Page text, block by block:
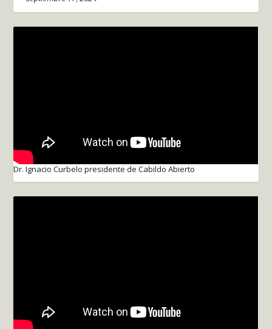
Dr. Ignacio Curbelo presidente de Cabildo Abierto